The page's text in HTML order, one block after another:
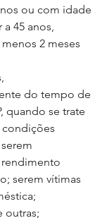
ou com idade
45 anos,
2 meses
do tempo de
quando se trate
serem vítimas
outras;